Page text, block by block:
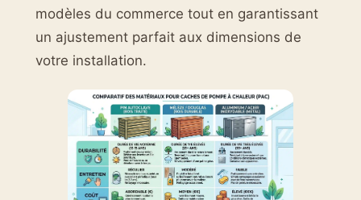
modèles du commerce tout en garantissant
un ajustement parfait aux dimensions de
votre installation.